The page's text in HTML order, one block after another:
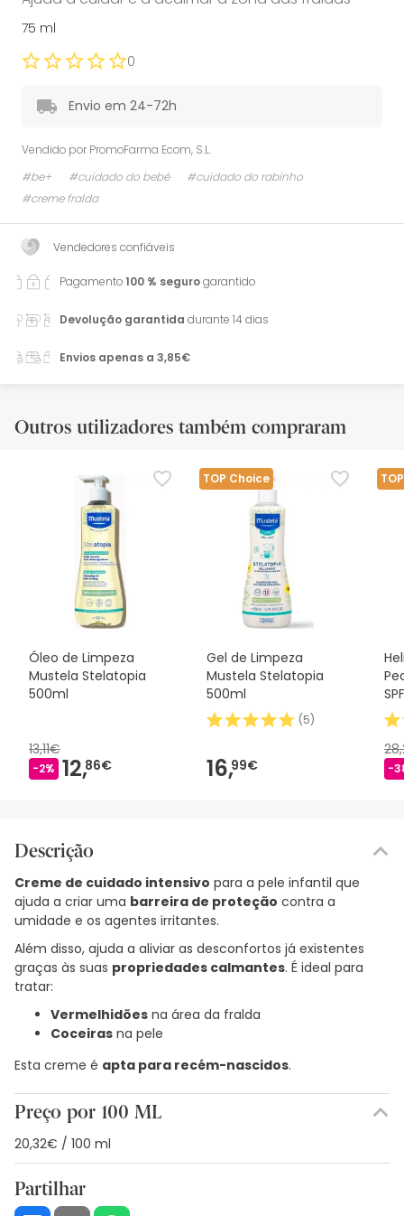
75 ml
0
Envio em 24-72h
Vendido por PromoFarma Ecom, S.L.
#be+
#cuidado do bebé
#cuidado do rabinho
#creme fralda
Vendedores confiáveis
Pagamento100 % segurogarantido
Devolução garantida durante 14 dias
Envios apenas a 3,85€
Outros utilizadores também compraram
Óleo de Limpeza
Mustela Stelatopia
500ml
13,11€
-2% 12,86€
TOP Choice
Gel de Limpeza
Mustela Stelatopia
500ml
(5)
16,99€ -
Descrição
Creme de cuidado intensivo para a pele infantil que
ajuda a criar uma barreira de proteção contra a
umidade e os agentes irritantes.
Além disso, ajuda a aliviar as desconfortos já existentes
graças às suas propriedades calmantes. É ideal para
tratar:
Vermelhidões na área da fralda
Coceiras na pele
Esta creme é apta para recém-nascidos.
Preço por 100 ML
20,32€ / 100 ml
Partilhar